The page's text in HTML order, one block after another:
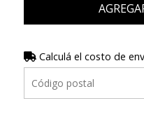
Calculá el costo de